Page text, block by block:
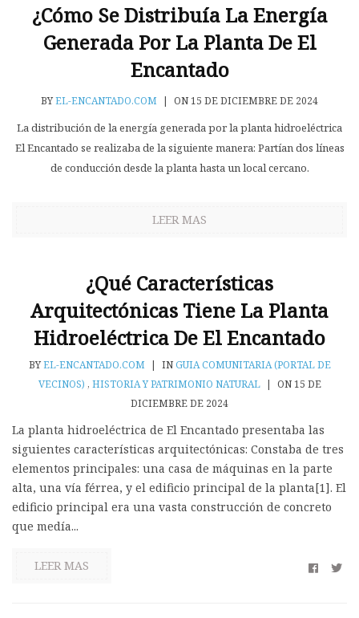
¿Cómo Se Distribuía La Energía
Generada Por La Planta De El
Encantado
BYEL-ENCANTADO.COM | ON 15 DE DICIEMBRE DE 2024
La distribución de la energía generada por la planta hidroeléctrica
El Encantado se realizaba de la siguiente manera: Partían dos líneas
de conducción desde la planta hasta un local cercano.
LEER MAS
¿Qué Características
Arquitectónicas Tiene La Planta
Hidroeléctrica De El Encantado
BYEL-ENCANTADO.COM | INGUIA COMUNITARIA (PORTAL DE
VECINOS) , HISTORIA Y PATRIMONIO NATURAL | ON 15 DE
DICIEMBRE DE 2024
La planta hidroeléctrica de El Encantado presentaba las
siguientes características arquitectónicas: Constaba de tres
elementos principales: una casa de máquinas en la parte
alta, una vía férrea, y el edificio principal de la planta[1]. El
edificio principal era una vasta construcción de concreto
que medía...
LEER MAS